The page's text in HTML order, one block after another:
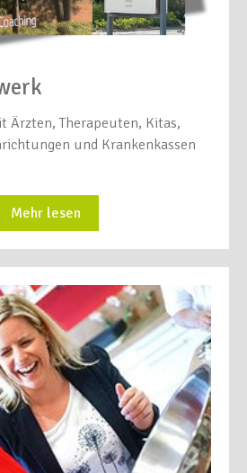
Ärzten, Therapeuten, Kitas,
und Krankenkassen
Mehr lesen